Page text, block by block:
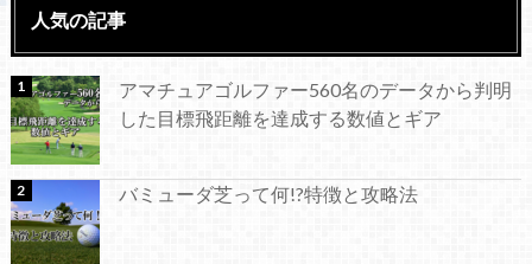
人気の記事
アマチュアゴルファー560名のデータから判明
した目標飛距離を達成する数値とギア
バミューダ芝って何!?特徴と攻略法